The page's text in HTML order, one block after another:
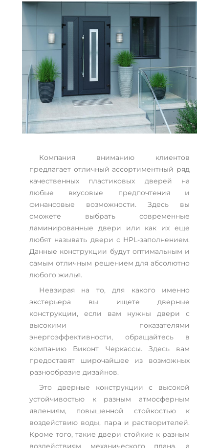
Компания вниманию клиентов
предлагает отличный ассортиментный ряд
качественных пластиковых дверей на
любые вкусовые предпочтения и
финансовые возможности. Здесь вы
сможете выбрать современные
ламинированные двери или как их еще
любят называть двери с HPL-заполнением.
Данные конструкции будут оптимальным и
самым отличным решением для абсолютно
любого жилья.
Невзирая на то, для какого именно
экстерьера вы ищете дверные
конструкции, если вам нужны двери с
высокими показателями
энергоэффективности, обращайтесь в
компанию Виконт Черкассы. Здесь вам
предоставят широчайшее из возможных
разнообразие дизайнов.
Это дверные конструкции с высокой
устойчивостью к разным атмосферным
явлениям, повышенной стойкостью к
воздействию воды, пара и растворителей.
Кроме того, такие двери стойкие к разным
воздействиям механического плана, а